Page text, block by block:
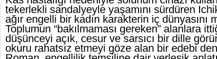
tekerlekli sandalyeyle yaşamını sürdüren
ağır engelli bir kadın karakterin iç dünyasını
Toplumun “bakılmaması gereken” alanlara
düşünceyi açık, cesur ve sarsıcı bir dille
okuru rahatsız etmeyi göze alan bir edebi